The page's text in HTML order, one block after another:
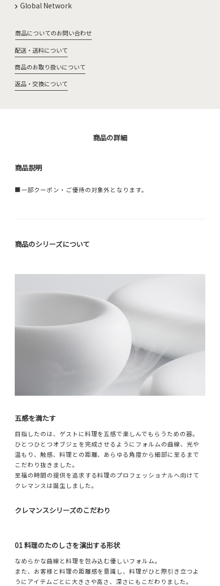
Global Network
商品についてのお問い合わせ
配送・送料について
商品のお取り扱いについて
返品・交換について
商品の詳細
商品説明
■一部クーポン・ご優待の対象外となります。
商品のシリーズについて
五感を満たす
目指したのは、ゲストに料理を五感で楽しんでもらうための器。
ひとつひとつオブジェを完成させるようにフォルムの曲線、光や
温もり、触感、料理との距離、あらゆる角度から細部に至るまで
こだわり抜きました。
至福の時間の提供を追求する料理のプロフェッショナルへ向けて
クレマンスは誕生しました。
クレマンスシリーズのこだわり
01 料理のたのしさを演出する形状
なめらかな曲線と料理を包み込む優しいフォルム。
また、お客様と料理の距離感を意識し、料理がひと際引き立つよ
うにアイテムごとに大きさや高さ、深さにもこだわりました。